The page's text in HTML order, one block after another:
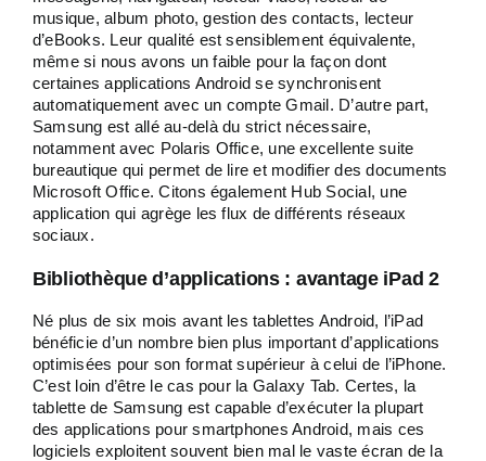
musique, album photo, gestion des contacts, lecteur
d’eBooks. Leur qualité est sensiblement équivalente,
même si nous avons un faible pour la façon dont
certaines applications Android se synchronisent
automatiquement avec un compte Gmail. D’autre part,
Samsung est allé au-delà du strict nécessaire,
notamment avec Polaris Office, une excellente suite
bureautique qui permet de lire et modifier des documents
Microsoft Office. Citons également Hub Social, une
application qui agrège les flux de différents réseaux
sociaux.
Bibliothèque d’applications : avantage iPad 2
Né plus de six mois avant les tablettes Android, l’iPad
bénéficie d’un nombre bien plus important d’applications
optimisées pour son format supérieur à celui de l’iPhone.
C’est loin d’être le cas pour la Galaxy Tab. Certes, la
tablette de Samsung est capable d’exécuter la plupart
des applications pour smartphones Android, mais ces
logiciels exploitent souvent bien mal le vaste écran de la